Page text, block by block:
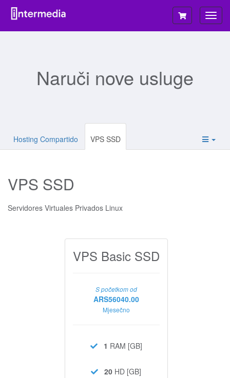
Naruči nove usluge
Hosting Compartido VPS SSD
VPS SSD
Servidores Virtuales Privados Linux
VPS Basic SSD
S početkom od
ARS56040.00
Mjesečno
1 RAM [GB]
20 HD [GB]